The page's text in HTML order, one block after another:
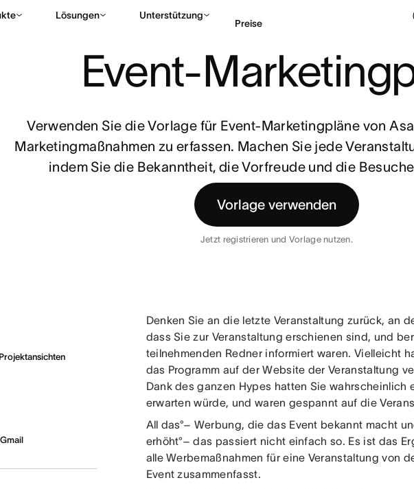
Lösungen Unterstützung
Preise
Vertrieb
Event-
Verwenden Sie die Vorlage für Event-Marketingpläne von
Marketingmaßnahmen zu erfassen. Machen Sie jede
indem Sie die Bekanntheit, die Vorfreude und die
Vorlage verwenden
Jetzt registrieren und Vorlage nutzen.
Projektansichten
Gmail
Denken Sie an die letzte Veranstaltung zurück, an
dass Sie zur Veranstaltung erschienen sind, und
teilnehmenden Redner informiert waren. Vielleicht
das Programm auf der Website der Veranstaltung
Dank des ganzen Hypes hatten Sie
erwarten würde, und waren gespannt auf die
All das°– Werbung, die das Event bekannt macht
erhöht°– das passiert nicht einfach so. Es ist das
alle Werbemaßnahmen für eine Veranstaltung von
Event zusammenfasst.